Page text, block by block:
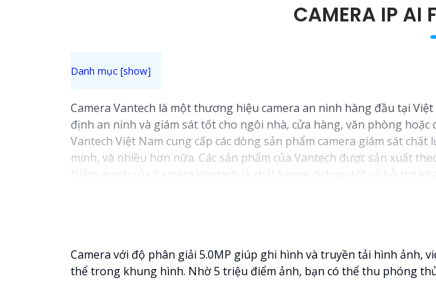
CAMERA IP AI
Camera Vantech là một thương hiệu camera an ninh hàng đầu tại
định an ninh và giám sát tốt cho ngôi nhà, cửa hàng, văn phòng hoặc
Vantech Việt Nam cung cấp các dòng sản phẩm camera giám sát
minh, và nhiều hơn nữa. Các sản phẩm của Vantech được sản xuất
Điểm mạnh của Camera Vantech là chất lượng dịch vụ tốt và hỗ trợ
Nếu bạn đang tìm kiếm một giải pháp giám sát an ninh tốt cho ngôi
Camera với độ phân giải 5.0MP giúp ghi hình và truyền tải hình ảnh,
thể trong khung hình. Nhờ 5 triệu điểm ảnh, bạn có thể thu phóng